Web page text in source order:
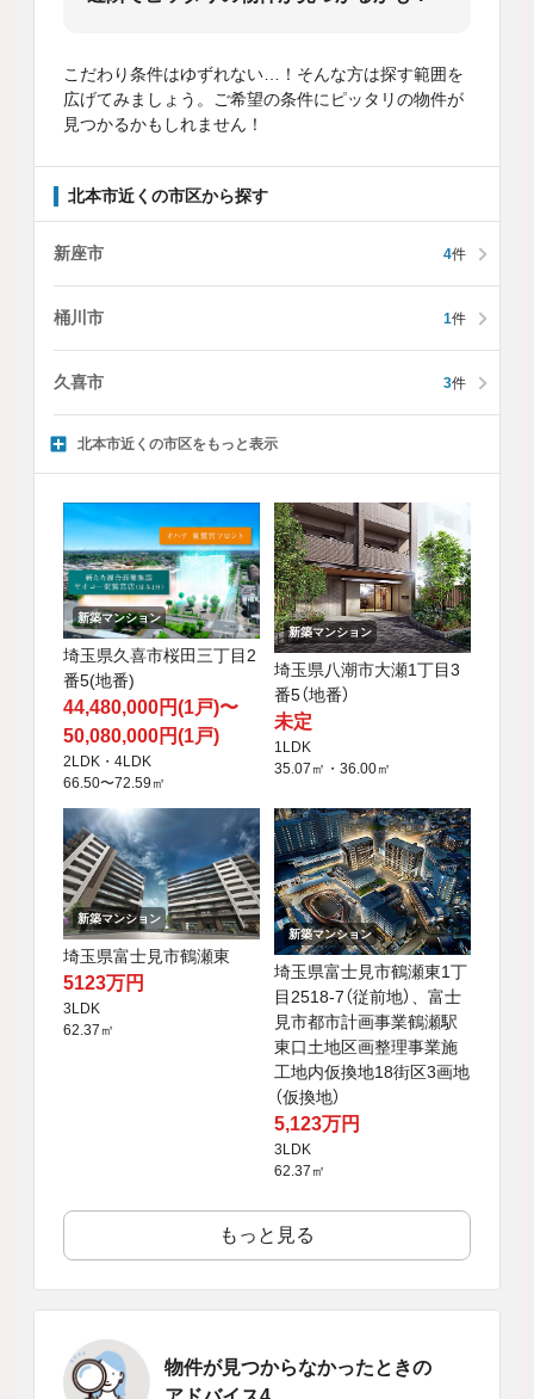
こだわり条件はゆずれない…！そんな方は探す範囲を
広げてみましょう。ご希望の条件にピッタリの物件が
見つかるかもしれません！
北本市近くの市区から探す
新座市 4件
桶川市 1件
久喜市 3件
北本市近くの市区をもっと表示
新築マンション
埼玉県久喜市桜田三丁目2
番5(地番)
44,480,000円(1戸)〜
50,080,000円(1戸)
2LDK・4LDK
66.50〜72.59㎡
新築マンション
埼玉県八潮市大瀬1丁目3
番5（地番）
未定
1LDK
35.07㎡・36.00㎡
新築マンション
埼玉県富士見市鶴瀬東
5123万円
3LDK
62.37㎡
新築マンション
埼玉県富士見市鶴瀬東1丁
目2518-7（従前地）、富士
見市都市計画事業鶴瀬駅
東口土地区画整理事業施
工地内仮換地18街区3画地
（仮換地）
5,123万円
3LDK
62.37㎡
もっと見る
物件が見つからなかったときの